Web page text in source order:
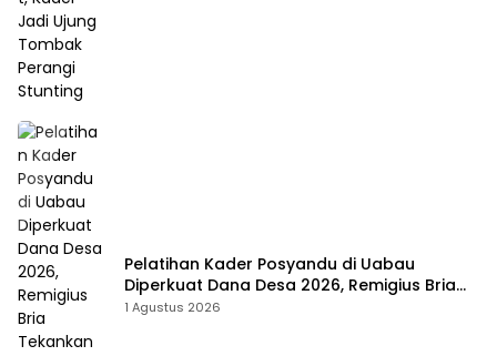
Pelatihan Kader Posyandu di Uabau
Diperkuat Dana Desa 2026, Remigius Bria
Tekankan Transparansi dengan Libatkan
1 Agustus 2026